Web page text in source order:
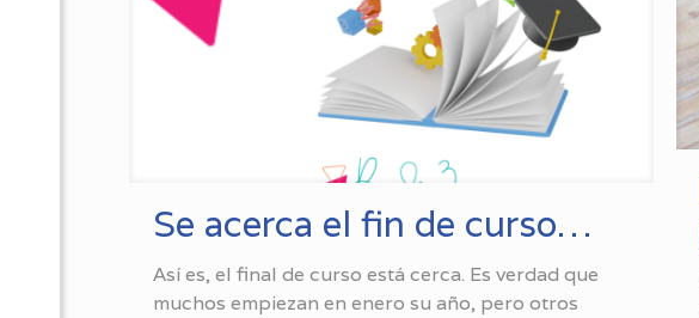
Se acerca el fin de curso…
Así es, el final de curso está cerca. Es verdad que
muchos empiezan en enero su año, pero otros